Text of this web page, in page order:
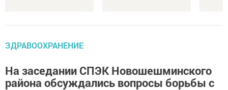
ЗДРАВООХРАНЕНИЕ
На заседании СПЭК Новошешминского
района обсуждались вопросы борьбы с